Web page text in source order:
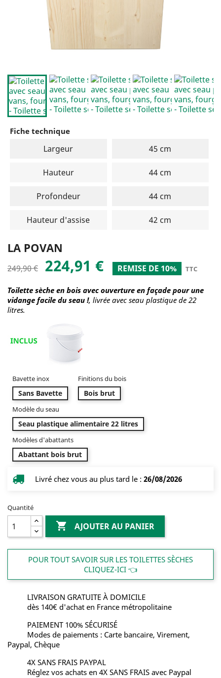
Fiche technique
Largeur 45 cm
Hauteur 44 cm
Profondeur 44 cm
Hauteur d'assise 42 cm
LA POVAN
249,90 € 224,91 € REMISE DE 10% TTC
Toilette sèche en bois avec ouverture en façade pour une
vidange facile du seau !, livrée avec seau plastique de 22
litres.
Bavette inox
Sans Bavette
Finitions du bois
Bois brut
Modèle du seau
Seau plastique alimentaire 22 litres
Modèles d'abattants
Abattant bois brut
Livré chez vous au plus tard le : 26/08/2026
Quantité
 AJOUTER AU PANIER
POUR TOUT SAVOIR SUR LES TOILETTES SÈCHES
CLIQUEZ-ICI 👈
LIVRAISON GRATUITE À DOMICILE
dès 140€ d'achat en France métropolitaine
PAIEMENT 100% SÉCURISÉ
Modes de paiements : Carte bancaire, Virement,
Paypal, Chèque
4X SANS FRAIS PAYPAL
Réglez vos achats en 4X SANS FRAIS avec Paypal